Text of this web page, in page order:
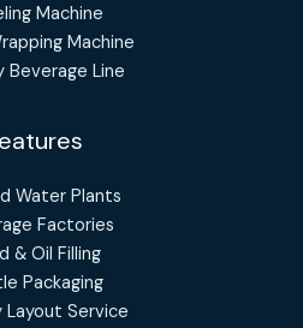
Machine
Machine
Beverage Line
Water Plants
Factories
& Oil Filling
Packaging
Layout Service